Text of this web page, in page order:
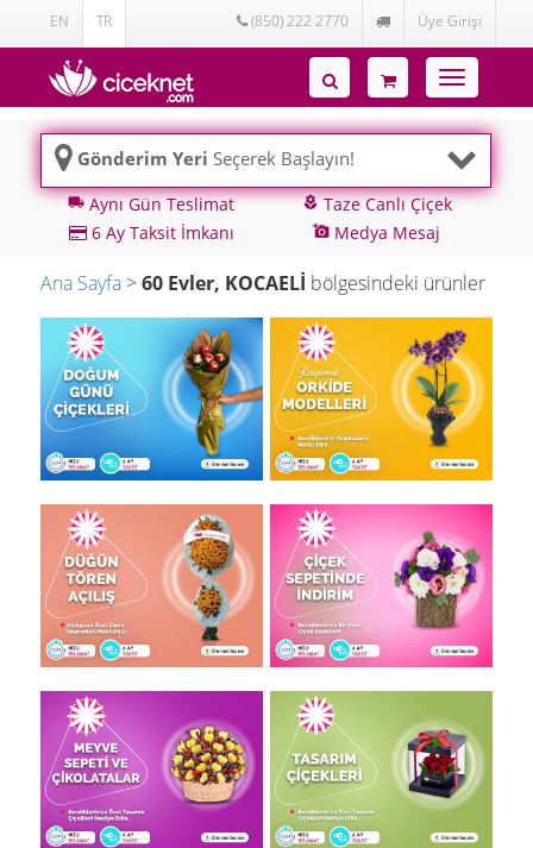
EN TR (850) 222 2770 Üye Girişi
Toggle
navigation
Gönderim Yeri Seçerek Başlayın!
local_shippingAynı Gün Teslimat local_floristTaze Canlı Çiçek
6 Ay Taksit İmkanı
add_a_photo Medya Mesaj
Ana Sayfa >60 Evler, KOCAELİ bölgesindeki ürünler